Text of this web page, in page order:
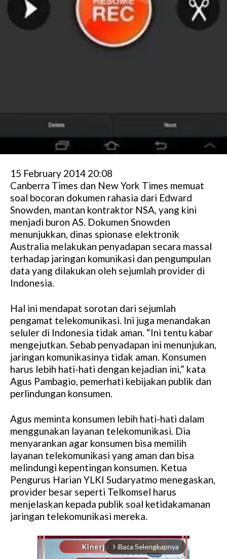
15 February 2014 20:08
Canberra Times dan New York Times memuat
soal bocoran dokumen rahasia dari Edward
Snowden, mantan kontraktor NSA, yang kini
menjadi buron AS. Dokumen Snowden
menunjukkan, dinas spionase elektronik
Australia melakukan penyadapan secara massal
terhadap jaringan komunikasi dan pengumpulan
data yang dilakukan oleh sejumlah provider di
Indonesia.
Hal ini mendapat sorotan dari sejumlah
pengamat telekomunikasi. Ini juga menandakan
seluler di Indonesia tidak aman. “Ini tentu kabar
mengejutkan. Sebab penyadapan ini menunjukan,
jaringan komunikasinya tidak aman. Konsumen
harus lebih hati-hati dengan kejadian ini,” kata
Agus Pambagio, pemerhati kebijakan publik dan
perlindungan konsumen.
Agus meminta konsumen lebih hati-hati dalam
menggunakan layanan telekomunikasi. Dia
menyarankan agar konsumen bisa memilih
layanan telekomunikasi yang aman dan bisa
melindungi kepentingan konsumen. Ketua
Pengurus Harian YLKI Sudaryatmo menegaskan,
provider besar seperti Telkomsel harus
menjelaskan kepada publik soal ketidakamanan
jaringan telekomunikasi mereka.
arrow_forward_ios Baca Selengkapnya